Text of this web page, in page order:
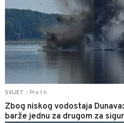
SVIJET Pre 1 h
Zbog niskog vodostaja
barže jednu za drugom za